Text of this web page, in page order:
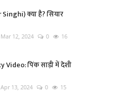
Singhi) क्या है? सियार
Mar 12, 2024 0 16
Video: पिंक साड़ी में देशी
Apr 13, 2024 0 15